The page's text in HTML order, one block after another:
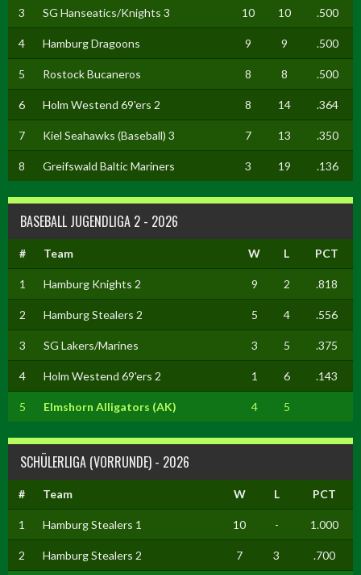
3 SG Hanseatics/Knights 3 10 10 .500
4 Hamburg Dragoons 9 9 .500
5 Rostock Bucaneros 8 8 .500
6 Holm Westend 69'ers 2 8 14 .364
7 Kiel Seahawks (Baseball) 3 7 13 .350
8 Greifswald Baltic Mariners 3 19 .136
BASEBALL JUGENDLIGA 2 - 2026
# Team W L PCT
1 Hamburg Knights 2 9 2 .818
2 Hamburg Stealers 2 5 4 .556
3 SG Lakers/Marines 3 5 .375
4 Holm Westend 69'ers 2 1 6 .143
5 Elmshorn Alligators (AK) 4 5
SCHÜLERLIGA (VORRUNDE) - 2026
# Team W L PCT
1 Hamburg Stealers 1 10 - 1.000
2 Hamburg Stealers 2 7 3 .700